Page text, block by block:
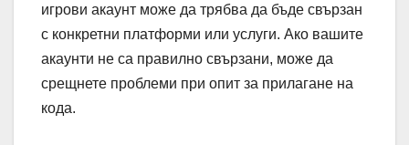
игрови акаунт може да трябва да бъде свързан
с конкретни платформи или услуги. Ако вашите
акаунти не са правилно свързани, може да
срещнете проблеми при опит за прилагане на
кода.